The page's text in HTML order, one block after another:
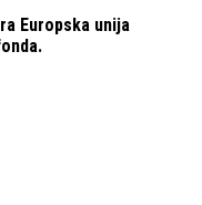
Europska unija